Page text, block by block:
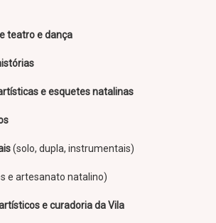
teatro e dança
e esquetes natalinas
(solo, dupla, instrumentais)
e artesanato natalino)
e curadoria da Vila